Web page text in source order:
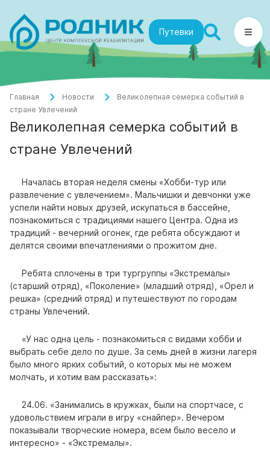
Путевки
Главная Новости
Великолепная семерка событий в
стране Увлечений
Великолепная семерка событий в
стране Увлечений
Началась вторая неделя смены «Хобби-тур или
развлечение с увлечением». Мальчишки и девчонки уже
успели найти новых друзей, искупаться в бассейне,
познакомиться с традициями нашего Центра. Одна из
традиций - вечерний огонек, где ребята обсуждают и
делятся своими впечатлениями о прожитом дне.
Ребята сплочены в три тургруппы «Экстремалы»
(старший отряд), «Поколение» (младший отряд), «Орел и
решка» (средний отряд) и путешествуют по городам
страны Увлечений.
«У нас одна цель - познакомиться с видами хобби и
выбрать себе дело по душе. За семь дней в жизни лагеря
было много ярких событий, о которых мы не можем
молчать, и хотим вам рассказать»:
24.06. «Занимались в кружках, были на спортчасе, с
удовольствием играли в игру «снайпер». Вечером
показывали творческие номера, всем было весело и
интересно» - «Экстремалы».